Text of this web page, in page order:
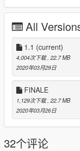
All
1.1 (current)
4,004次下载 , 22.7 MB
2020年03月29日
FINALE
1,129次下载 , 22.7 MB
2020年03月26日
32个评论